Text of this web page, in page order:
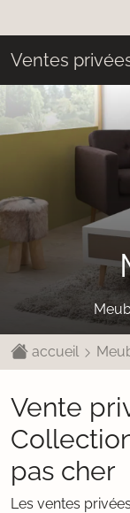
Ventes
accueil
Vente
pas cher
Les ventes